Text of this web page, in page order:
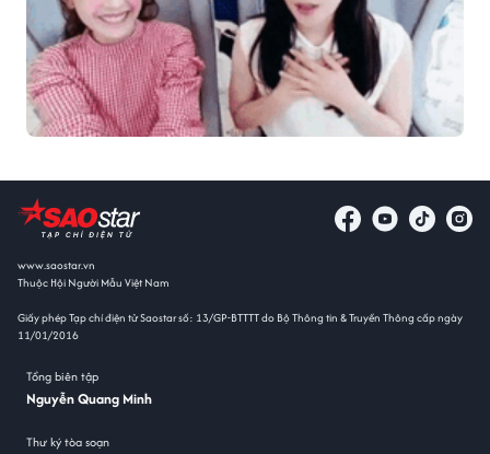
www.saostar.vn
Thuộc Hội Người Mẫu Việt Nam
Giấy phép Tạp chí điện tử Saostar số: 13/GP-BTTTT do Bộ Thông tin & Truyền Thông cấp ngày
11/01/2016
Tổng biên tập
Nguyễn Quang Minh
Thư ký tòa soạn